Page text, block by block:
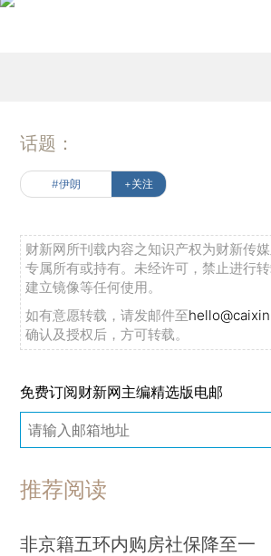
话题：
#伊朗 +关注
财新网所刊载内容之知识产权为财新传
专属所有或持有。未经许可，禁止进行
建立镜像等任何使用。
如有意愿转载，请发邮件至
确认及授权后，方可转载。
免费订阅财新网主编精选版电邮
推荐阅读
非京籍五环内购房社保降至一